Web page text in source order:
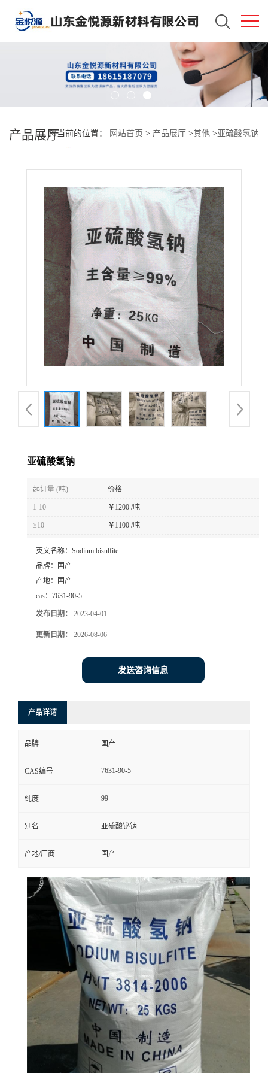
产品展厅您当前的位置： 网站首页 > 产品展厅 >其他 >亚硫酸氢钠
亚硫酸氢钠
起订量 (吨) 价格
1-10 ￥ 1200 /吨
≥10 ￥ 1100 /吨
英文名称： Sodium bisulfite
品牌：
国产
产地：
国产
cas： 7631-90-5
发布日期： 2023-04-01
更新日期： 2026-08-06
发送咨询信息
产品详请
品牌 国产
CAS编号 7631-90-5
纯度 99
别名 亚硫酸铋钠
产地/厂商 国产